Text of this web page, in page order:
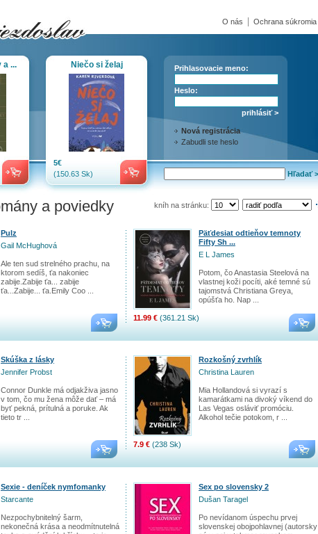
a ... Niečo si želaj
5€
(150.63 Sk)
Prihlasovacie meno:
Heslo:
Nová registrácia
Zabudli ste heslo
O nás Ochrana súkromia
kníh na stránku:
a poviedky
Pulz
Gail McHughová
Ale ten sud strelného prachu, na
ktorom sedíš, ťa nakoniec
zabije.Zabije ťa... zabije
ťa...Zabije... ťa.Emily Coo ...
Päťdesiat odtieňov temnoty
Fifty Sh ...
E L James
Potom, čo Anastasia Steelová na
vlastnej koži pocíti, aké temné sú
tajomstvá Christiana Greya,
opúšťa ho. Nap ...
11.99 € (361.21 Sk)
Skúška z lásky
Jennifer Probst
Connor Dunkle má odjakživa jasno
v tom, čo mu žena môže dať – má
byť pekná, prítulná a poruke. Ak
tieto tr ...
Rozkošný zvrhlík
Christina Lauren
Mia Hollandová si vyrazí s
kamarátkami na divoký víkend do
Las Vegas osláviť promóciu.
Alkohol tečie potokom, r ...
7.9 € (238 Sk)
Sexie - deníček nymfomanky
Starcante
Nezpochybnitelný šarm,
nekonečná krása a neodmítnutelná
Sex po slovensky 2
Dušan Taragel
Po nevídanom úspechu prvej
slovenskej obojpohlavnej (autorsky